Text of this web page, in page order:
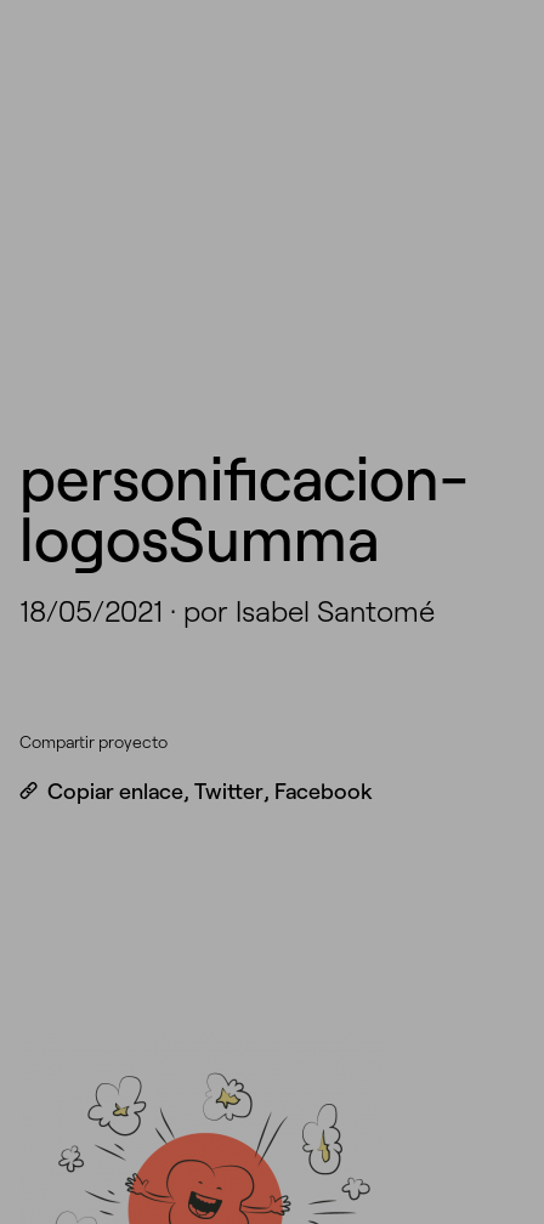
personificacion-
logosSumma
18/05/2021 · por Isabel Santomé
Compartir proyecto
Copiar enlace, Twitter, Facebook